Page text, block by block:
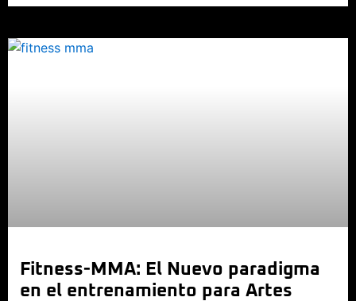
Fitness-MMA: El Nuevo paradigma
en el entrenamiento para Artes